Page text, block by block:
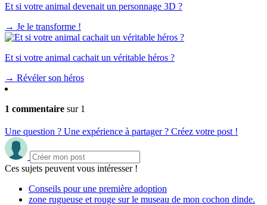
Et si votre animal devenait un personnage 3D ?
→ Je le transforme !
Et si votre animal cachait un véritable héros ?
→ Révéler son héros
1 commentaire sur 1
Une question ? Une expérience à partager ? Créez votre post !
Ces sujets peuvent vous intéresser !
Conseils pour une première adoption
zone rugueuse et rouge sur le museau de mon cochon dinde.